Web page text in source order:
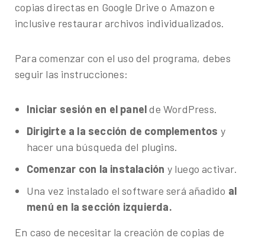
copias directas en Google Drive o Amazon e
inclusive restaurar archivos individualizados.
Para comenzar con el uso del programa, debes
seguir las instrucciones:
Iniciar sesión en el panelde WordPress.
Dirigirte a la sección de complementos y
hacer una búsqueda del plugins.
Comenzar con la instalación y luego activar.
Una vez instalado el software será añadido al
menú en la sección izquierda.
En caso de necesitar la creación de copias de